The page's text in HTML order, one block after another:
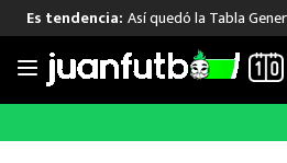
Saltar
Es tendencia: Así quedó la Tabla
LIGA MX
FUT